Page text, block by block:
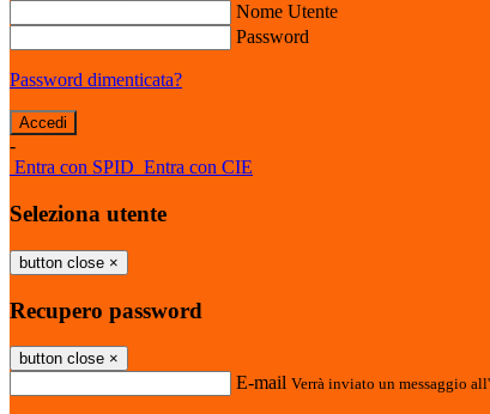
Nome Utente
Password
Password dimenticata?
-
Entra con SPID Entra con CIE
Seleziona utente
button close ×
Recupero password
button close ×
E-mail Verrà inviato un messaggio